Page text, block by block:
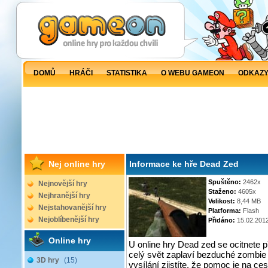
DOMŮ HRÁČI STATISTIKA O WEBU GAMEON
Nej online hry
Nejnovější hry
Nejhranější hry
Nejstahovanější hry
Nejoblíbenější hry
Online hry
3D hry (15)
Informace ke hře Dead Zed
Spuštěno: 2462x
Staženo: 4605x
Velikost: 8,44 MB
Platforma: Flash
Přidáno:
U online hry Dead zed se ocitnete
celý svět zaplaví bezduché
vysílání zjistíte, že pomoc je na